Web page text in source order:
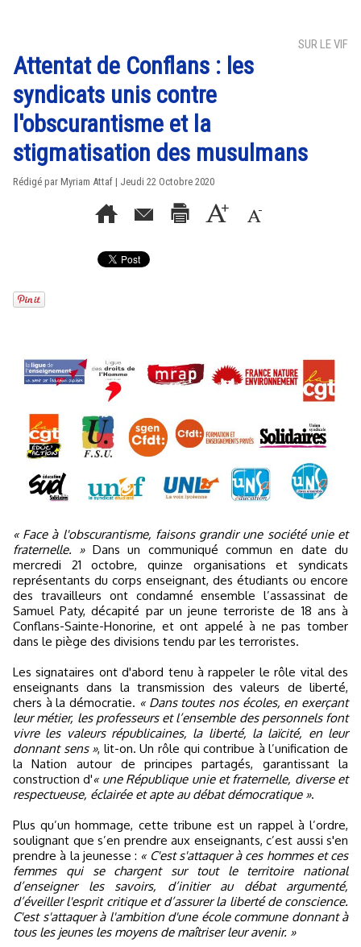
SUR LE VIF
Attentat de Conflans : les
syndicats unis contre
l'obscurantisme et la
stigmatisation des musulmans
Rédigé par Myriam Attaf | Jeudi 22 Octobre 2020
« Face à l'obscurantisme, faisons grandir une société unie et
fraternelle. »Dans un communiqué commun en date du
mercredi 21 octobre, quinze organisations et syndicats
représentants du corps enseignant, des étudiants ou encore
des travailleurs ont condamné ensemble l’assassinat de
Samuel Paty, décapité par un jeune terroriste de 18 ans à
Conflans-Sainte-Honorine, et ont appelé à ne pas tomber
dans le piège des divisions tendu par les terroristes.
Les signataires ont d'abord tenu à rappeler le rôle vital des
enseignants dans la transmission des valeurs de liberté,
chers à la démocratie. « Dans toutes nos écoles, en exerçant
leur métier, les professeurs et l’ensemble des personnels font
vivre les valeurs républicaines, la liberté, la laïcité, en leur
donnant sens », lit-on. Un rôle qui contribue à l’unification de
la Nation autour de principes partagés, garantissant la
construction d'« une République unie et fraternelle, diverse et
respectueuse, éclairée et apte au débat démocratique ».
Plus qu’un hommage, cette tribune est un rappel à l’ordre,
soulignant que s’en prendre aux enseignants, c’est aussi s'en
prendre à la jeunesse : « C'est s'attaquer à ces hommes et ces
femmes qui se chargent sur tout le territoire national
d’enseigner les savoirs, d’initier au débat argumenté,
d’éveiller l'esprit critique et d’assurer la liberté de conscience.
C'est s'attaquer à l'ambition d'une école commune donnant à
tous les jeunes les moyens de maîtriser leur avenir. »